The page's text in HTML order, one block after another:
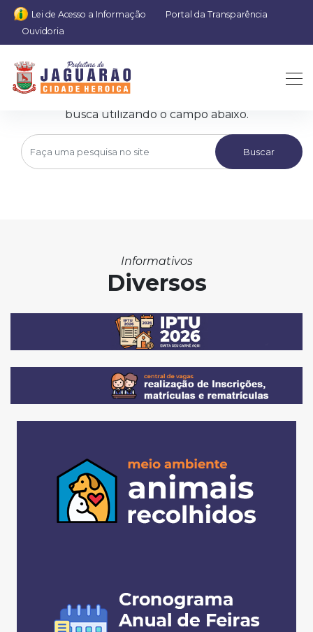
Lei de Acesso a Informação
Portal da Transparência
Ouvidoria
Nada encontrado
Lamentamos informar que não encontramos o que
você procurava, talvez queira tentar refazer sua
busca utilizando o campo abaixo.
Buscar
Informativos
Diversos